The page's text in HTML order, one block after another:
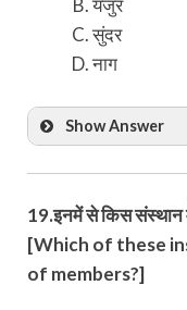
यजुर
सुंदर
नाग
Show Answer
19.इनमें से किस
[Which of these
of members?]